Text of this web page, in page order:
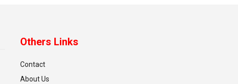
Others Links
Contact
About Us